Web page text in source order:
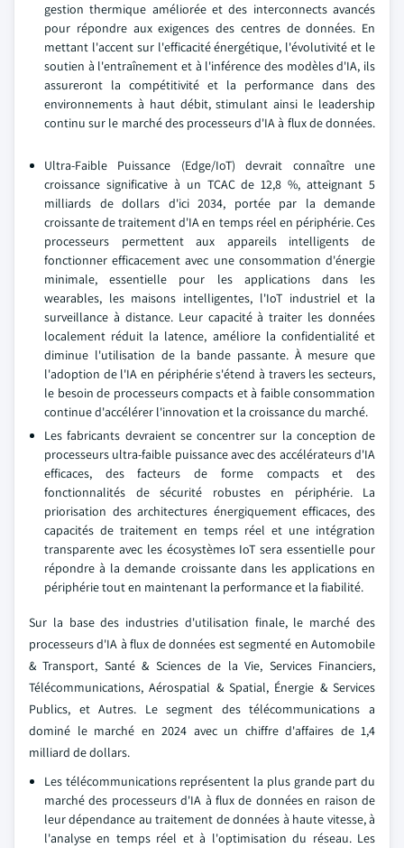
gestion thermique améliorée et des interconnects avancés
pour répondre aux exigences des centres de données. En
mettant l'accent sur l'efficacité énergétique, l'évolutivité et le
soutien à l'entraînement et à l'inférence des modèles d'IA, ils
assureront la compétitivité et la performance dans des
environnements à haut débit, stimulant ainsi le leadership
continu sur le marché des processeurs d'IA à flux de données.
Ultra-Faible Puissance (Edge/IoT) devrait connaître une
croissance significative à un TCAC de 12,8 %, atteignant 5
milliards de dollars d'ici 2034, portée par la demande
croissante de traitement d'IA en temps réel en périphérie. Ces
processeurs permettent aux appareils intelligents de
fonctionner efficacement avec une consommation d'énergie
minimale, essentielle pour les applications dans les
wearables, les maisons intelligentes, l'IoT industriel et la
surveillance à distance. Leur capacité à traiter les données
localement réduit la latence, améliore la confidentialité et
diminue l'utilisation de la bande passante. À mesure que
l'adoption de l'IA en périphérie s'étend à travers les secteurs,
le besoin de processeurs compacts et à faible consommation
continue d'accélérer l'innovation et la croissance du marché.
Les fabricants devraient se concentrer sur la conception de
processeurs ultra-faible puissance avec des accélérateurs d'IA
efficaces, des facteurs de forme compacts et des
fonctionnalités de sécurité robustes en périphérie. La
priorisation des architectures énergiquement efficaces, des
capacités de traitement en temps réel et une intégration
transparente avec les écosystèmes IoT sera essentielle pour
répondre à la demande croissante dans les applications en
périphérie tout en maintenant la performance et la fiabilité.
Sur la base des industries d'utilisation finale, le marché des
processeurs d'IA à flux de données est segmenté en Automobile
& Transport, Santé & Sciences de la Vie, Services Financiers,
Télécommunications, Aérospatial & Spatial, Énergie & Services
Publics, et Autres. Le segment des télécommunications a
dominé le marché en 2024 avec un chiffre d'affaires de 1,4
milliard de dollars.
Les télécommunications représentent la plus grande part du
marché des processeurs d'IA à flux de données en raison de
leur dépendance au traitement de données à haute vitesse, à
l'analyse en temps réel et à l'optimisation du réseau. Les